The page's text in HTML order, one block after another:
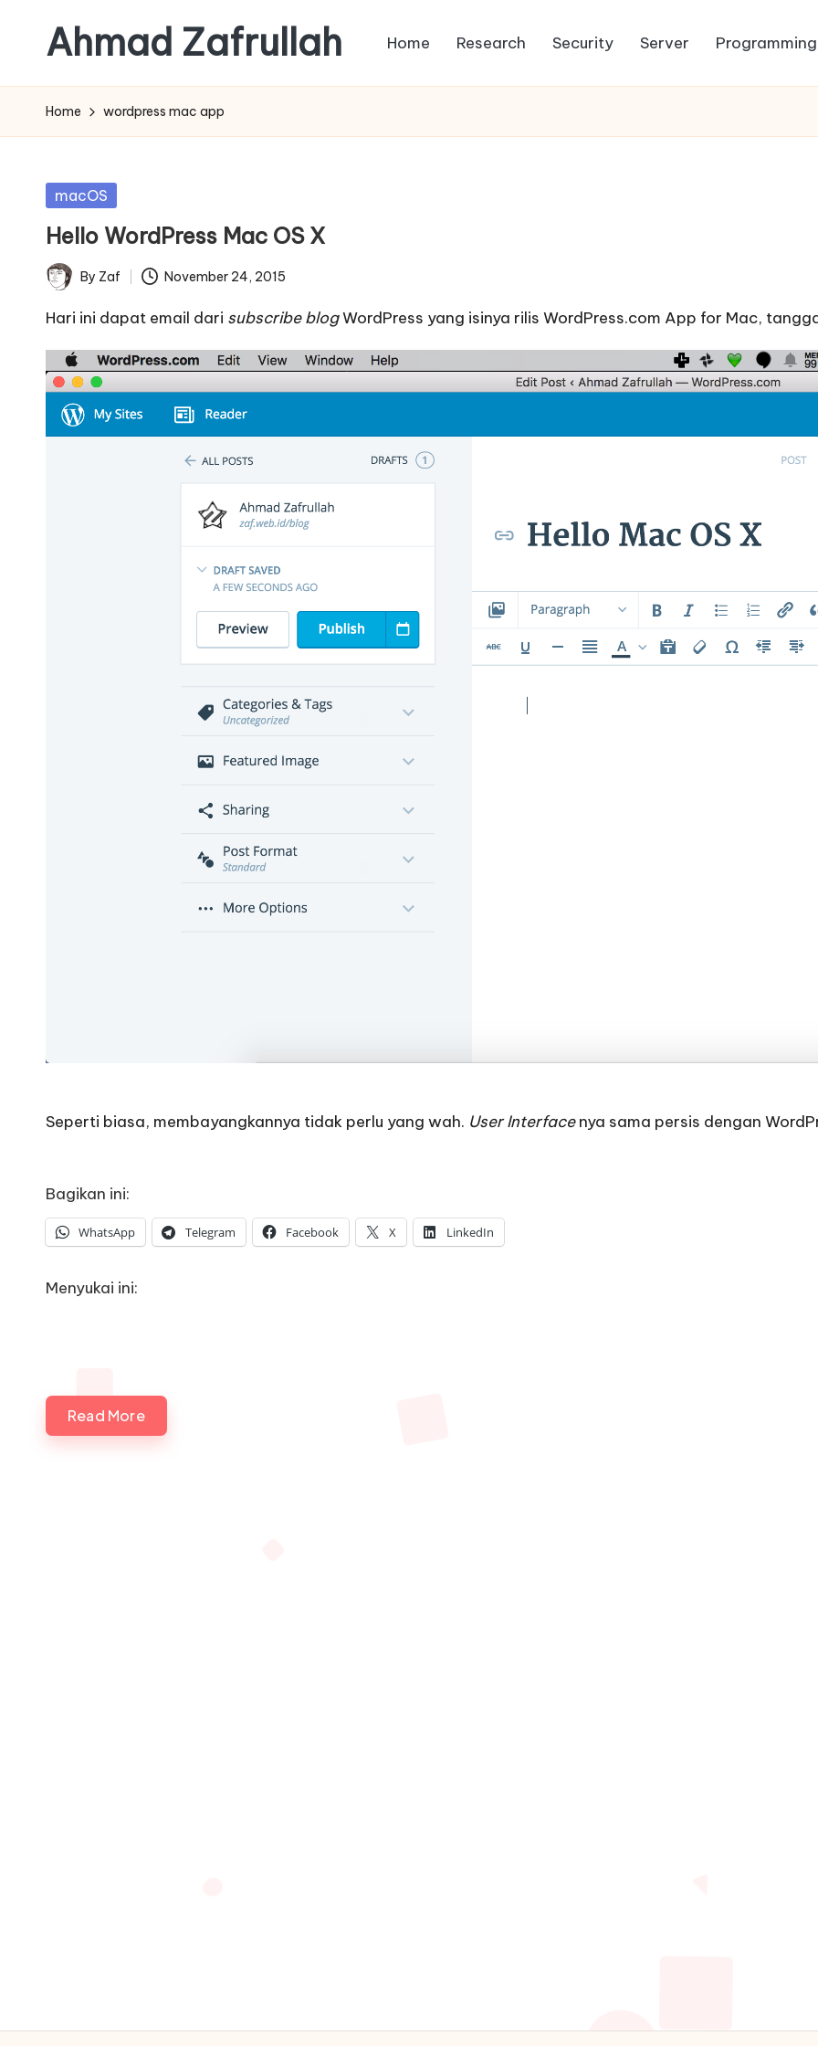
content
Ahmad Zafrullah
to
Learn
better
than
Learn
how
to
Work
Home Research Security Server Programming
Home wordpress mac app
Posted
macOS
Hello WordPress Mac OS X
Posted
by
By Zaf November 24, 2015
Hari ini dapat email dari subscribe blogWordPress yang isinya rilis WordPress.com App for Mac,
Seperti biasa, membayangkannya tidak perlu yang wah. User Interfacenya sama persis dengan
Bagikan ini:
WhatsApp Telegram Facebook X LinkedIn
Menyukai ini:
Read More